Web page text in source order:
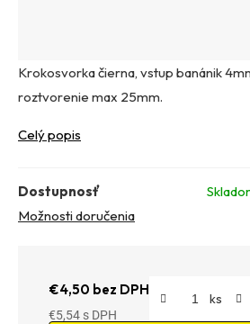
Krokosvorka čierna, vstup banánik
roztvorenie max 25mm.
Celý popis
Dostupnosť
Možnosti doručenia
€4,50 bez DPH
€5,54